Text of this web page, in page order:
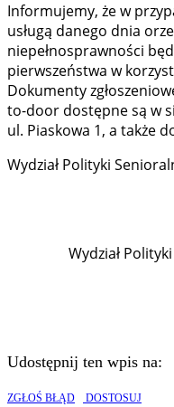
Informujemy, że w
usługą danego dnia
niepełnosprawności
pierwszeństwa w
Dokumenty
to-door dostępne są w
ul. Piaskowa 1, a także
Wydział Polityki
Wydział
Udostępnij ten wpis na:
ZGŁOŚ BŁĄD DOSTOSUJ